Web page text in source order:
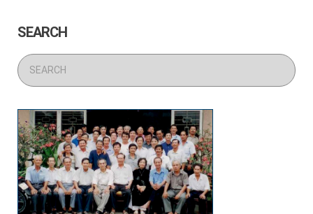
SEARCH